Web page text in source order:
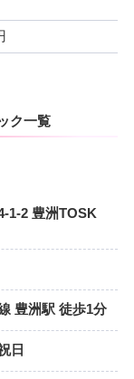
ク一覧
1-2 豊洲TOSK
豊洲駅 徒歩1分
日